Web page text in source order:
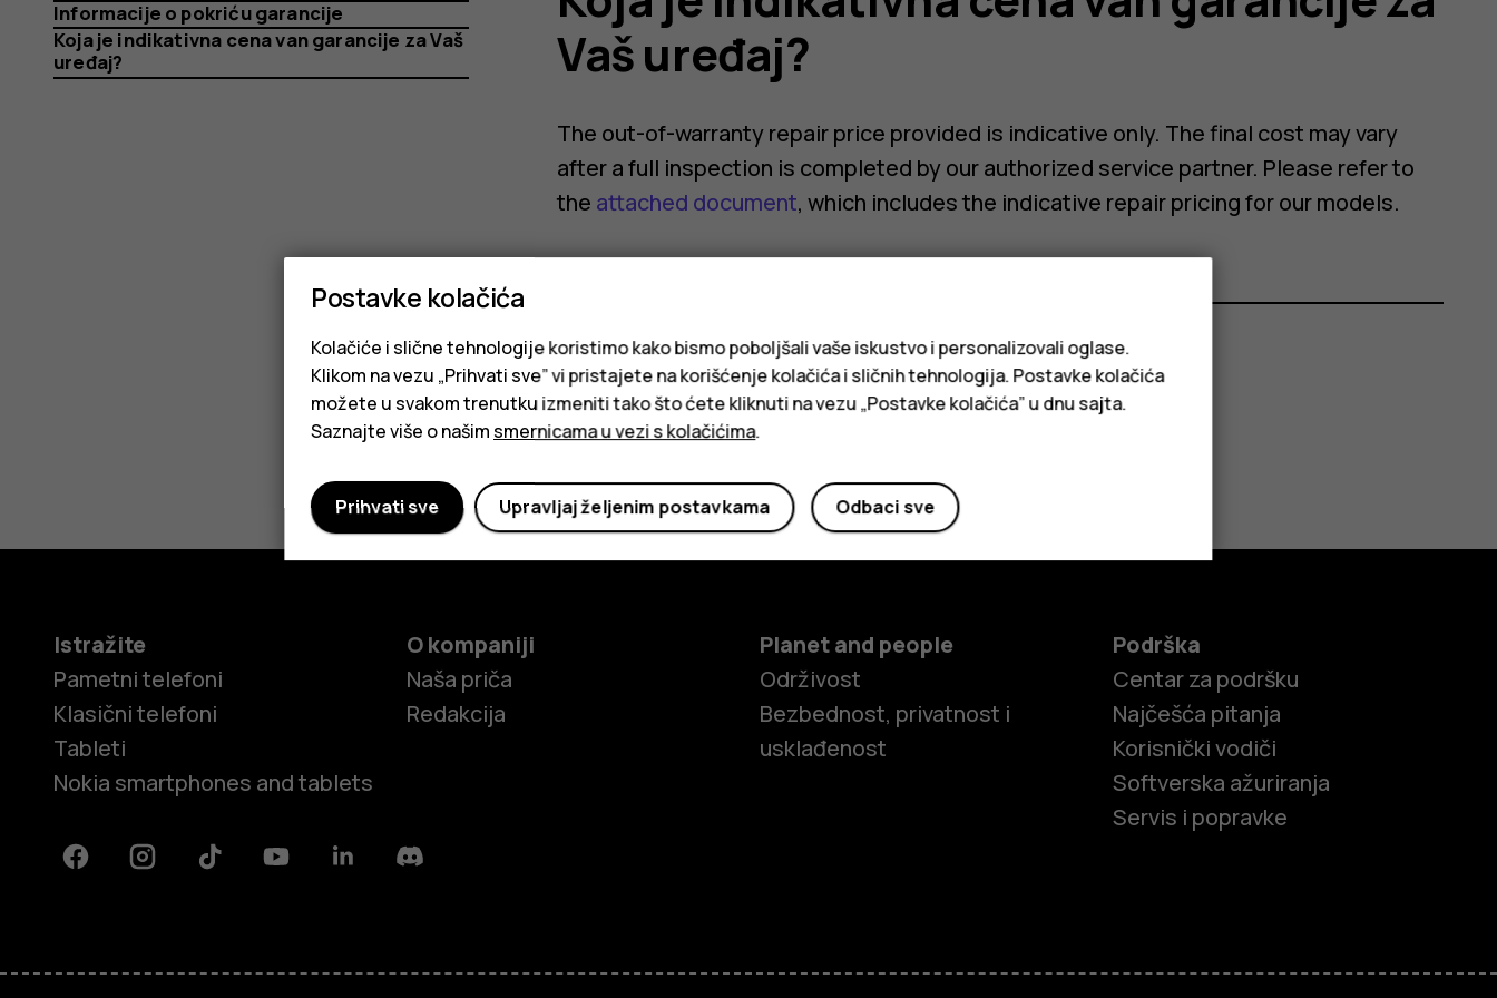
price
Informacije o pokriću garancije
Koja je indikativna cena van garancije za Vaš
uređaj?
Vaš uređaj?
The out-of-warranty repair price provided is indicative only. The final cost may vary
after a full inspection is completed by our authorized service partner. Please refer to
the attached document, which includes the indicative repair pricing for our models.
Da li vam je ovo bilo korisno?
Istražite
Pametni telefoni
Klasični telefoni
Tableti
Nokia smartphones and tablets
O kompaniji
Naša priča
Redakcija
Planet and people
Održivost
Bezbednost, privatnost i
usklađenost
Podrška
Centar za podršku
Najčešća pitanja
Korisnički vodiči
Softverska ažuriranja
Servis i popravke
FacebookInstagramTiktok YoutubeLinkedinDiscord
Postavke kolačića
Kolačiće i slične tehnologije koristimo kako bismo poboljšali vaše iskustvo i personalizovali oglase.
Klikom na vezu „Prihvati sve” vi pristajete na korišćenje kolačića i sličnih tehnologija. Postavke kolačića
možete u svakom trenutku izmeniti tako što ćete kliknuti na vezu „Postavke kolačića” u dnu sajta.
Saznajte više o našimsmernicama u vezi s kolačićima.
Odbaci sve
Upravljaj željenim postavkama
Prihvati sve